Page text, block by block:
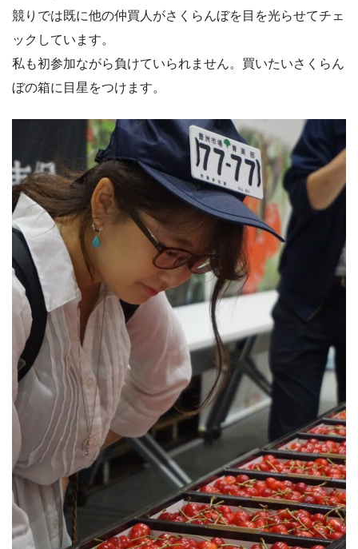
競りでは既に他の仲買人がさくらんぼを目を光らせてチェ
ックしています。
私も初参加ながら負けていられません。買いたいさくらん
ぼの箱に目星をつけます。